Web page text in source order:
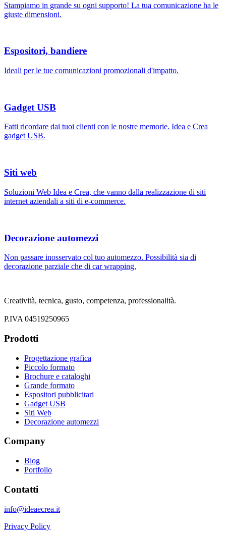
Stampiamo in grande su ogni supporto! La tua comunicazione ha le
giuste dimensioni.
Espositori, bandiere
Ideali per le tue comunicazioni promozionali d'impatto.
Gadget USB
Fatti ricordare dai tuoi clienti con le nostre memorie. Idea e Crea
gadget USB.
Siti web
Soluzioni Web Idea e Crea, che vanno dalla realizzazione di siti
internet aziendali a siti di e-commerce.
Decorazione automezzi
Non passare inosservato col tuo automezzo. Possibilità sia di
decorazione parziale che di car wrapping.
Creatività, tecnica, gusto, competenza, professionalità.
P.IVA 04519250965
Prodotti
Progettazione grafica
Piccolo formato
Brochure e cataloghi
Grande formato
Espositori pubblicitari
Gadget USB
Siti Web
Decorazione automezzi
Company
Blog
Portfolio
Contatti
info@ideaecrea.it
Privacy Policy